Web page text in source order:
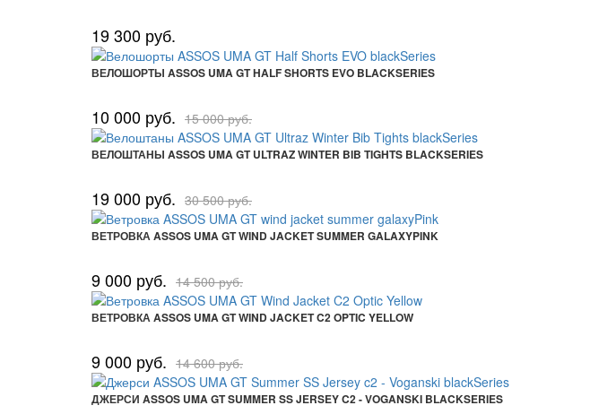
19 300 руб.
ВЕЛОШОРТЫ ASSOS UMA GT HALF SHORTS EVO BLACKSERIES
10 000 руб. 15 000 руб.
ВЕЛОШТАНЫ ASSOS UMA GT ULTRAZ WINTER BIB TIGHTS BLACKSERIES
19 000 руб. 30 500 руб.
ВЕТРОВКА ASSOS UMA GT WIND JACKET SUMMER GALAXYPINK
9 000 руб. 14 500 руб.
ВЕТРОВКА ASSOS UMA GT WIND JACKET C2 OPTIC YELLOW
9 000 руб. 14 600 руб.
ДЖЕРСИ ASSOS UMA GT SUMMER SS JERSEY C2 - VOGANSKI BLACKSERIES